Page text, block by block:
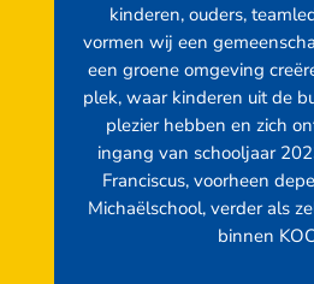
kinderen, ouders,
vormen wij een
een groene omgeving
plek, waar kinderen uit de
plezier hebben en zich
ingang van schooljaar
Franciscus, voorheen
Michaëlschool, verder als
binnen